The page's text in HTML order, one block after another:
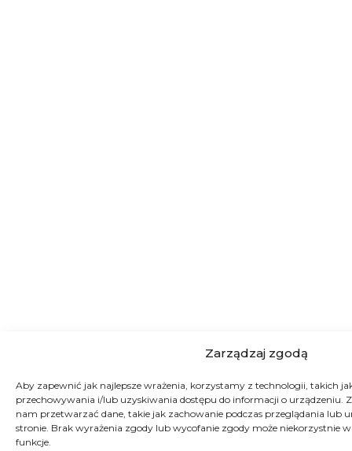
Zarządzaj zgodą
Aby zapewnić jak najlepsze wrażenia, korzystamy z technologii, takich
przechowywania i/lub uzyskiwania dostępu do informacji o urządzeniu.
nam przetwarzać dane, takie jak zachowanie podczas przeglądania lub
stronie. Brak wyrażenia zgody lub wycofanie zgody może niekorzystnie
funkcje.